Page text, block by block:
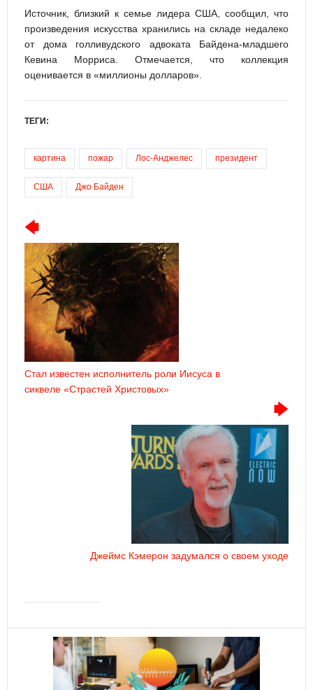
Источник, близкий к семье лидера США, сообщил, что
произведения искусства хранились на складе недалеко
от дома голливудского адвоката Байдена-младшего
Кевина Морриса. Отмечается, что коллекция
оценивается в «миллионы долларов».
ТЕГИ:
картина пожар Лос-Анджелес президент
США Джо Байден
Стал известен исполнитель роли Иисуса в
сиквеле «Страстей Христовых»
Джеймс Кэмерон задумался о своем уходе